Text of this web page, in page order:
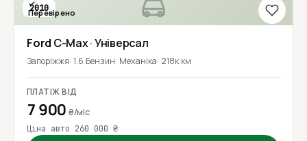
2010
Перевірено
Ford C-Max· Універсал
Запоріжжя 1.6 Бензин Механіка 218к км
ПЛАТІЖ ВІД
7 900₴/міс
Ціна авто 260 000 ₴